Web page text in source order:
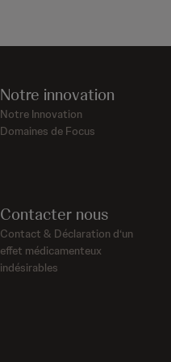
Notre innovation
Notre Innovation
Domaines de Focus
Contacter nous
Contact & Déclaration d‘un
effet médicamenteux
indésirables